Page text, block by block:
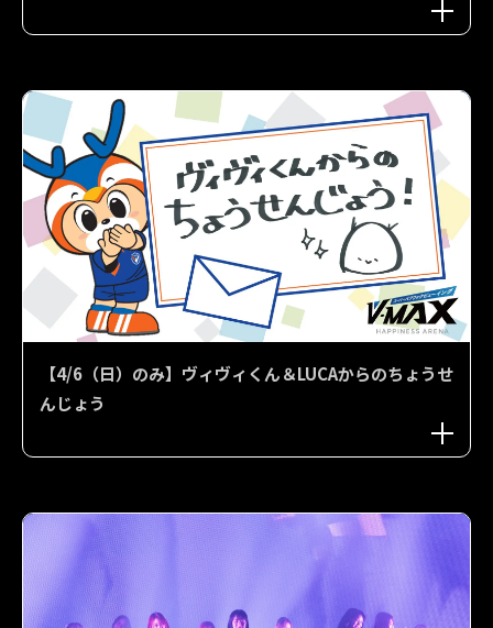
【4/6（日）のみ】ヴィヴィくん＆LUCAからのちょうせ
んじょう